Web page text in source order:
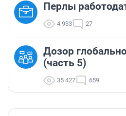
Перлы
4 933 27
Дозор
(часть 5)
35 427 659